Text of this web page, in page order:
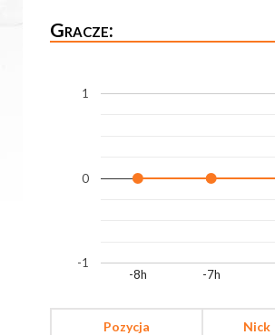
Gracze:
-8h -7h
-1
0
1
Pozycja Nick